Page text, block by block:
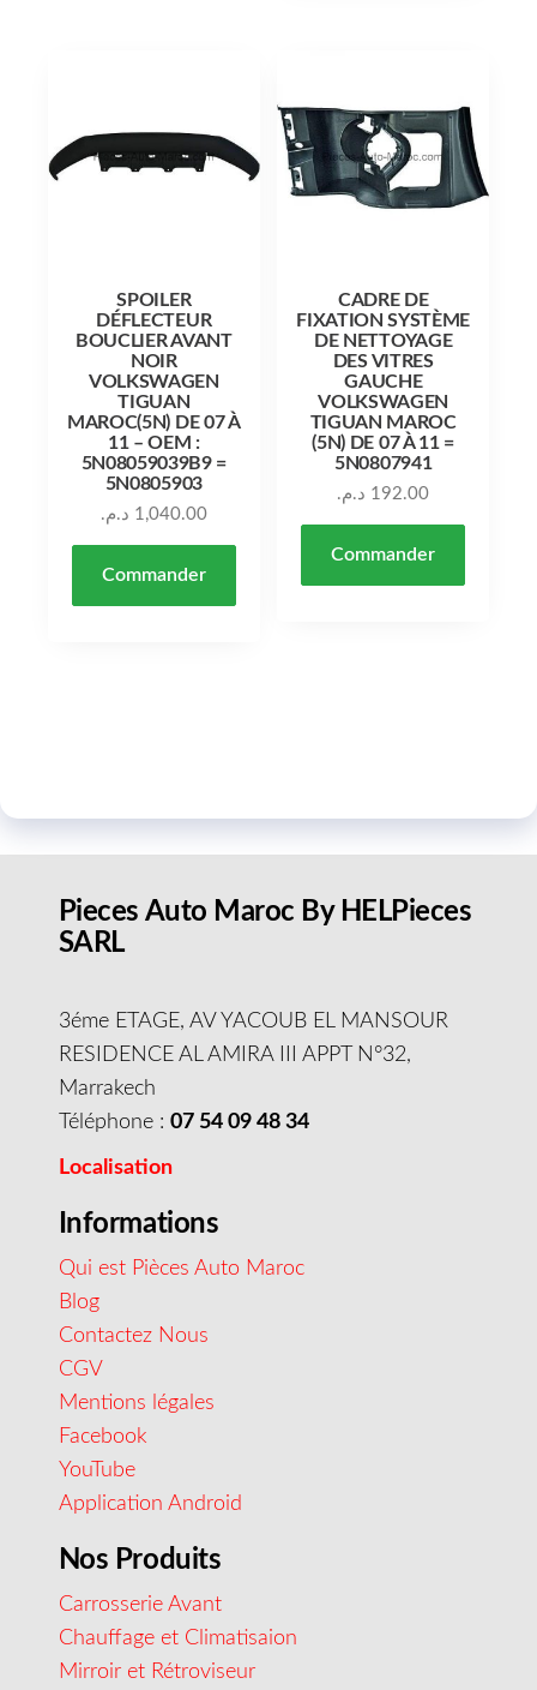
SPOILER
DÉFLECTEUR
BOUCLIER AVANT
NOIR
VOLKSWAGEN
TIGUAN
MAROC(5N) DE 07 À
11 – OEM :
5N08059039B9 =
5N0805903
1,040.00 د.م.
Commander
CADRE DE
FIXATION SYSTÈME
DE NETTOYAGE
DES VITRES
GAUCHE
VOLKSWAGEN
TIGUAN MAROC
(5N) DE 07 À 11 =
5N0807941
192.00 د.م.
Commander
Pieces Auto Maroc By HELPieces
SARL
3éme ETAGE, AV YACOUB EL MANSOUR
RESIDENCE AL AMIRA III APPT N°32,
Marrakech
Téléphone : 07 54 09 48 34
Localisation
Informations
Qui est Pièces Auto Maroc
Blog
Contactez Nous
CGV
Mentions légales
Facebook
YouTube
Application Android
Nos Produits
Carrosserie Avant
Chauffage et Climatisaion
Mirroir et Rétroviseur